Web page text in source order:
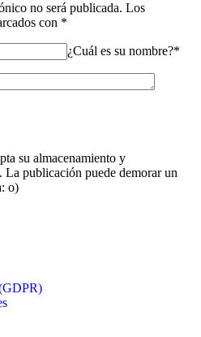
no será publicada. Los
con *
¿Cuál es su nombre?*
su almacenamiento y
publicación puede demorar un
o)